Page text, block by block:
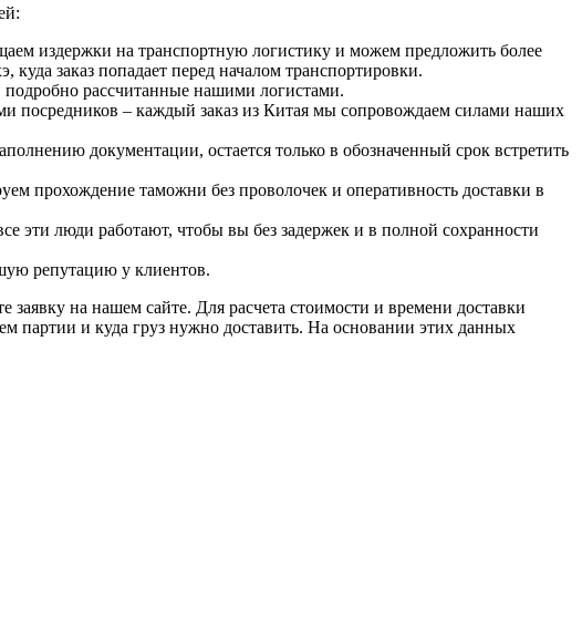
издержки на транспортную логистику и можем предложить более
заказ попадает перед началом транспортировки.
рассчитанные нашими логистами.
посредников – каждый заказ из Китая мы сопровождаем силами наших
документации, остается только в обозначенный срок встретить
прохождение таможни без проволочек и оперативность доставки в
эти люди работают, чтобы вы без задержек и в полной сохранности
репутацию у клиентов.
на нашем сайте. Для расчета стоимости и времени доставки
партии и куда груз нужно доставить. На основании этих данных